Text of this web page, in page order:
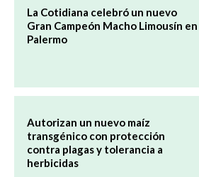
La Cotidiana celebró un nuevo
Gran Campeón Macho Limousín en
Palermo
Autorizan un nuevo maíz
transgénico con protección
contra plagas y tolerancia a
herbicidas